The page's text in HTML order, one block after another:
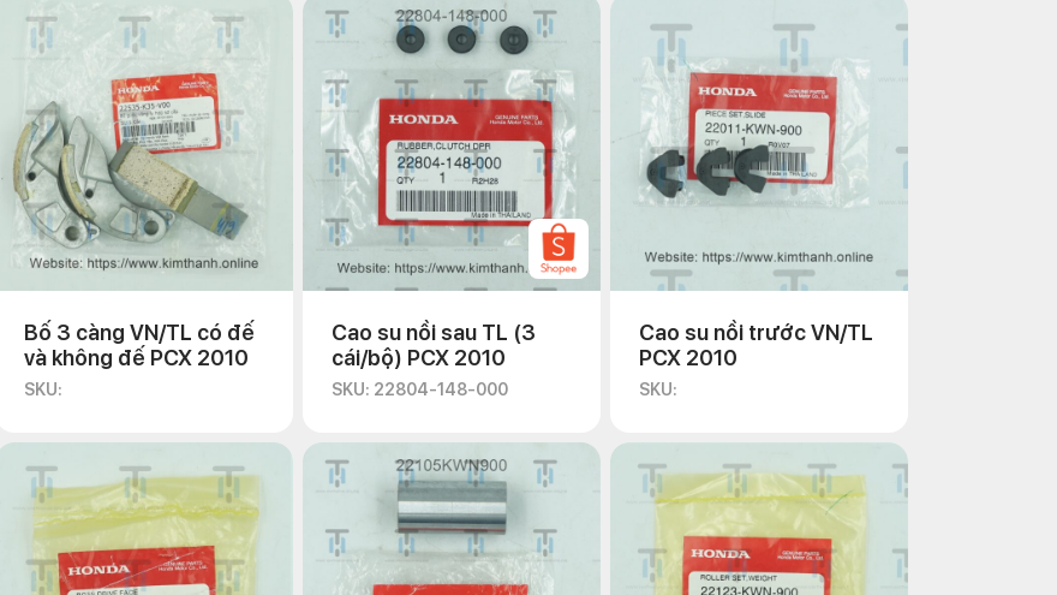
Bố 3 càng VN/TL có đế
và không đế PCX 2010
SKU:
Cao su nồi sau TL (3
cái/bộ) PCX 2010
SKU: 22804-148-000
Cao su nồi trước VN/TL
PCX 2010
SKU: